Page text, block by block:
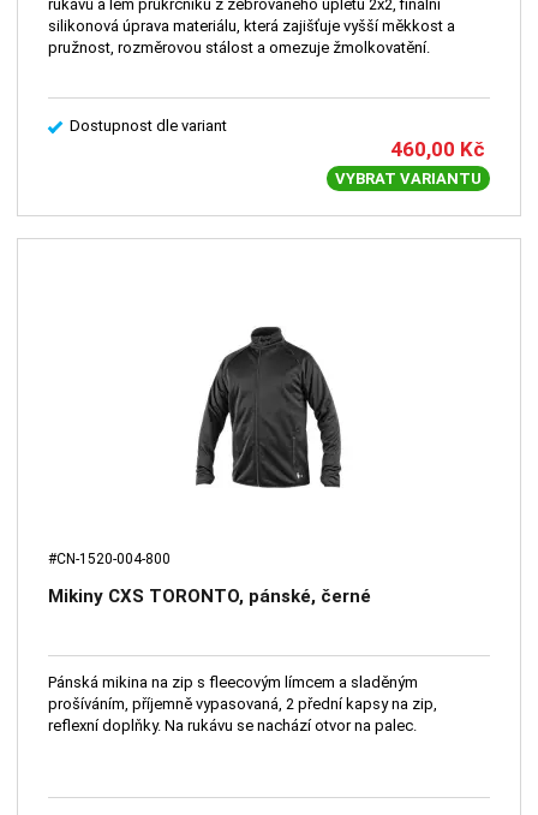
rukávů a lem průkrčníku z žebrovaného úpletu 2x2, finální
silikonová úprava materiálu, která zajišťuje vyšší měkkost a
pružnost, rozměrovou stálost a omezuje žmolkovatění.
Dostupnost dle variant
460,00 Kč
VYBRAT VARIANTU
#CN-1520-004-800
Mikiny CXS TORONTO, pánské, černé
Pánská mikina na zip s fleecovým límcem a sladěným
prošíváním, příjemně vypasovaná, 2 přední kapsy na zip,
reflexní doplňky. Na rukávu se nachází otvor na palec.